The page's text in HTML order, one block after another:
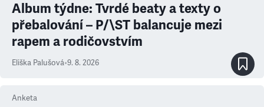
Album týdne: Tvrdé beaty a texty o
přebalování – P/\ST balancuje mezi
rapem a rodičovstvím
Eliška Palušová•9. 8. 2026
Anketa